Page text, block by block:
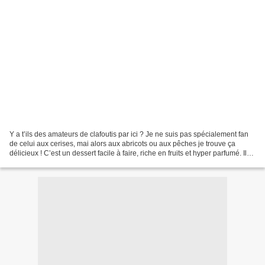
Y a t’ils des amateurs de clafoutis par ici ? Je ne suis pas spécialement fan
de celui aux cerises, mai alors aux abricots ou aux pêches je trouve ça
délicieux ! C’est un dessert facile à faire, riche en fruits et hyper parfumé. Il